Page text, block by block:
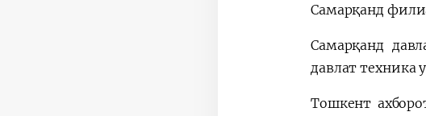
Самарқанд
Самарқанд
давлат техника
Тошкент